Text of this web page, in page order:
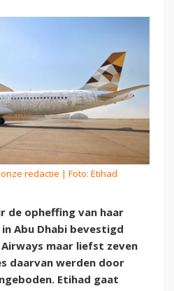
onze redactie | Foto: Etihad
de opheffing van haar
Abu Dhabi bevestigd
maar liefst zeven
daarvan werden door
Etihad gaat